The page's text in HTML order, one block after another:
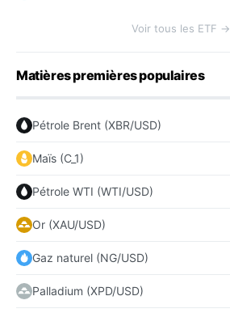
Voir tous les ETF →
Matières premières populaires
Pétrole Brent (XBR/USD)
Maïs (C_1)
Pétrole WTI (WTI/USD)
Or (XAU/USD)
Gaz naturel (NG/USD)
Palladium (XPD/USD)